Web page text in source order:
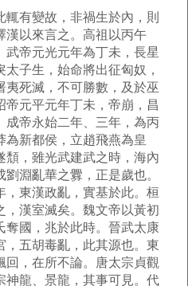
輒有變故，非禍生於內，則
漢以來言之。高祖以丙午
武帝元光元年為丁未，長星
子生，始命將出征匈奴，
夷死滅，不可勝數，及於巫
元平元年丁未，帝崩，昌
成帝永始二年、三年，為丙
為新都侯，立趙飛燕為皇
頹，雖光武建武之時，海內
淵亂華之釁，正是歲也。
，東漢政亂，實基於此。桓
，漢室滅矣。魏文帝以黃初
奪國，兆於此時。晉武太康
，五胡毒亂，此其源也。東
，在所不論。唐太宗貞觀
神龍、景龍，其事可見。代